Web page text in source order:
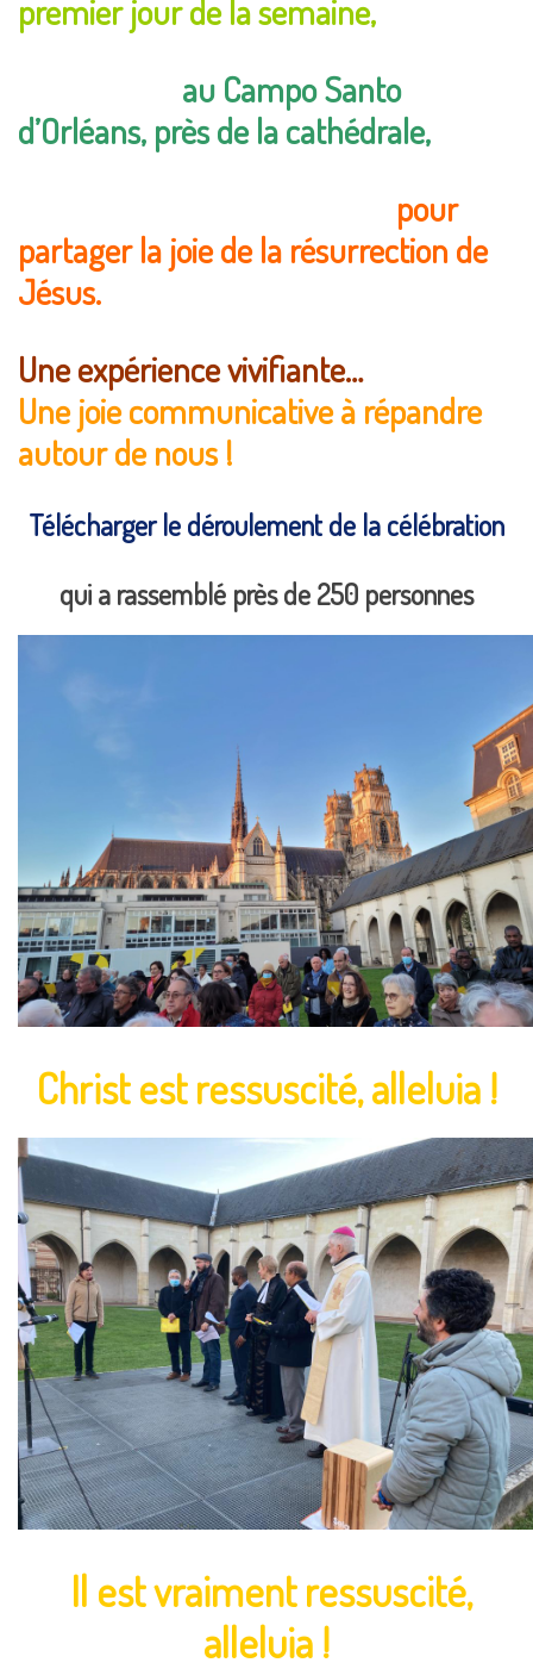
premier jour de la semaine,
au Campo Santo
d’Orléans, près de la cathédrale,
pour
partager la joie de la résurrection de
Jésus.
Une expérience vivifiante…
Une joie communicative à répandre
autour de nous !
Télécharger le déroulement de la célébration
qui a rassemblé près de 250 personnes
Christ est ressuscité, alleluia !
Il est vraiment ressuscité,
alleluia !